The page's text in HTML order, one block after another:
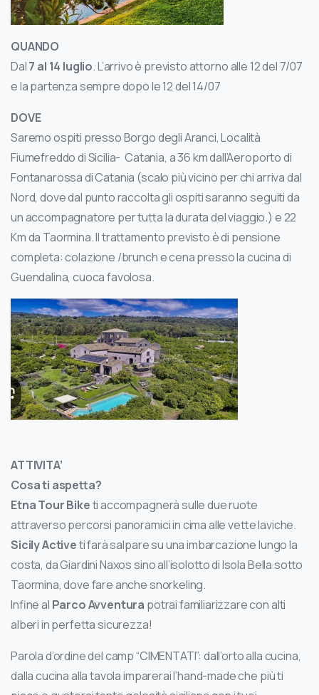
QUANDO
Dal7 al 14 luglio. L’arrivo è previsto attorno alle 12 del 7/07
e la partenza sempre dopo le 12 del 14/07
DOVE
Saremo ospiti presso Borgo degli Aranci, Località
Fiumefreddo di Sicilia- Catania, a 36 km dall’Aeroporto di
Fontanarossa di Catania (scalo più vicino per chi arriva dal
Nord, dove dal punto raccolta gli ospiti saranno seguiti da
un accompagnatore per tutta la durata del viaggio.) e 22
Km da Taormina. Il trattamento previsto è di pensione
completa: colazione /brunch e cena presso la cucina di
Guendalina, cuoca favolosa.
ATTIVITA’
Cosa ti aspetta?
Etna Tour Biketi accompagnerà sulle due ruote
attraverso percorsi panoramici in cima alle vette laviche.
Sicily Activeti farà salpare su una imbarcazione lungo la
costa, da Giardini Naxos sino all’isolotto di Isola Bella sotto
Taormina, dove fare anche snorkeling.
Infine al Parco Avventura potrai familiarizzare con alti
alberi in perfetta sicurezza!
Parola d’ordine del camp “CIMENTATI”: dall’orto alla cucina,
dalla cucina alla tavola imparerai l’hand-made che più ti